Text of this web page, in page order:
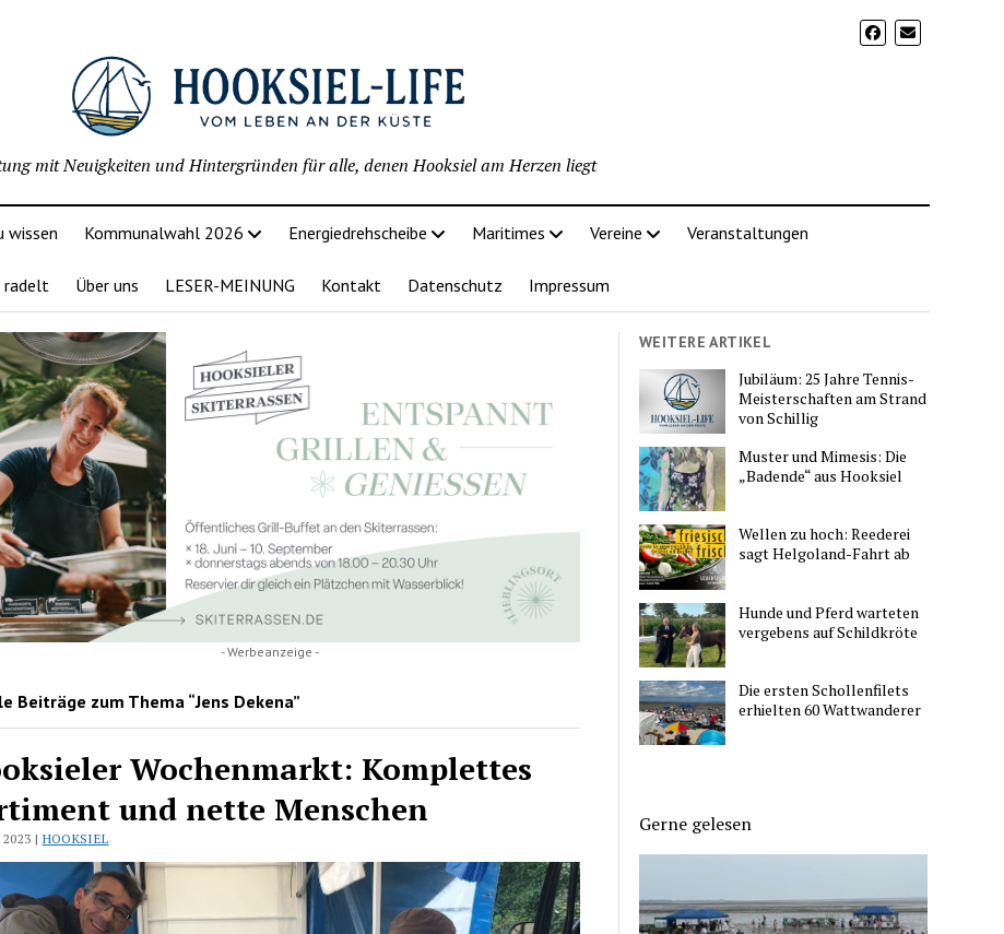
mit Neuigkeiten und Hintergründen für alle, denen Hooksiel am Herzen liegt
wissen Kommunalwahl 2026 Energiedrehscheibe Maritimes Vereine Veranstaltungen
radelt Über uns LESER-MEINUNG Kontakt Datenschutz Impressum
- Werbeanzeige -
Beiträge zum Thema “Jens Dekena”
Wochenmarkt: Komplettes
und nette Menschen
| HOOKSIEL
WEITERE ARTIKEL
Jubiläum: 25 Jahre Tennis-
Meisterschaften am Strand
von Schillig
Muster und Mimesis: Die
„Badende“ aus Hooksiel
Wellen zu hoch: Reederei
sagt Helgoland-Fahrt ab
Hunde und Pferd warteten
vergebens auf Schildkröte
Die ersten Schollenfilets
erhielten 60 Wattwanderer
Gerne gelesen